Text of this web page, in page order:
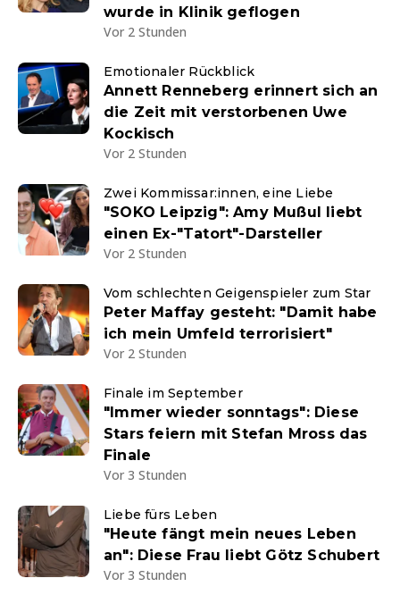
wurde in Klinik geflogen
Vor 2 Stunden
Emotionaler Rückblick
Annett Renneberg erinnert sich an
die Zeit mit verstorbenen Uwe
Kockisch
Vor 2 Stunden
Zwei Kommissar:innen, eine Liebe
"SOKO Leipzig": Amy Mußul liebt
einen Ex-"Tatort"-Darsteller
Vor 2 Stunden
Vom schlechten Geigenspieler zum Star
Peter Maffay gesteht: "Damit habe
ich mein Umfeld terrorisiert"
Vor 2 Stunden
Finale im September
"Immer wieder sonntags": Diese
Stars feiern mit Stefan Mross das
Finale
Vor 3 Stunden
Liebe fürs Leben
"Heute fängt mein neues Leben
an": Diese Frau liebt Götz Schubert
Vor 3 Stunden